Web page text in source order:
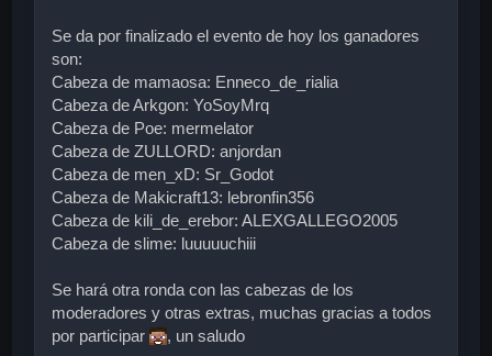
Se da por finalizado el evento de hoy los ganadores
son:
Cabeza de mamaosa: Enneco_de_rialia
Cabeza de Arkgon: YoSoyMrq
Cabeza de Poe: mermelator
Cabeza de ZULLORD: anjordan
Cabeza de men_xD: Sr_Godot
Cabeza de Makicraft13: lebronfin356
Cabeza de kili_de_erebor: ALEXGALLEGO2005
Cabeza de slime: luuuuuchiii
Se hará otra ronda con las cabezas de los
moderadores y otras extras, muchas gracias a todos
por participar
, un saludo